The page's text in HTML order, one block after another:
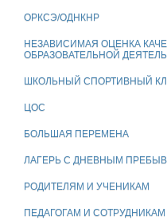
ОРКСЭ/ОДНКНР
НЕЗАВИСИМАЯ ОЦЕНКА
ОБРАЗОВАТЕЛЬНОЙ
ШКОЛЬНЫЙ СПОРТИВНЫЙ
ЦОС
БОЛЬШАЯ ПЕРЕМЕНА
ЛАГЕРЬ С ДНЕВНЫМ
РОДИТЕЛЯМ И УЧЕНИКАМ
ПЕДАГОГАМ И СОТРУДНИКАМ